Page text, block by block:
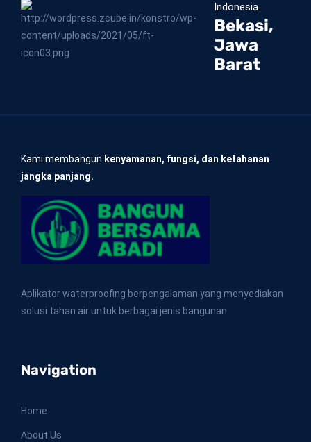
Indonesia
Bekasi,
Jawa
Barat
Kami membangun kenyamanan, fungsi, dan ketahanan
jangka panjang.
Aplikator waterproofing berpengalaman yang menyediakan
solusi tahan air untuk berbagai jenis bangunan
Navigation
Home
About Us